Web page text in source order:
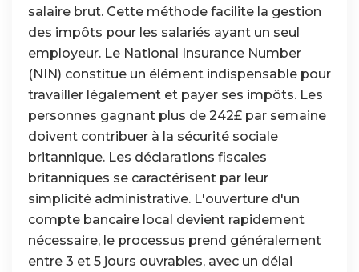
salaire brut. Cette méthode facilite la gestion
des impôts pour les salariés ayant un seul
employeur. Le National Insurance Number
(NIN) constitue un élément indispensable pour
travailler légalement et payer ses impôts. Les
personnes gagnant plus de 242£ par semaine
doivent contribuer à la sécurité sociale
britannique. Les déclarations fiscales
britanniques se caractérisent par leur
simplicité administrative. L'ouverture d'un
compte bancaire local devient rapidement
nécessaire, le processus prend généralement
entre 3 et 5 jours ouvrables, avec un délai